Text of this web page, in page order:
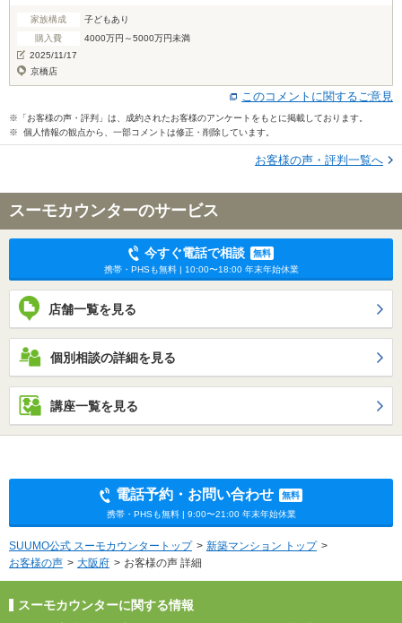
家族構成
子どもあり
購入費
4000万円～5000万円未満
2025/11/17
京橋店
このコメントに関するご意見
※「お客様の声・評判」は、成約されたお客様のアンケートをもとに掲載しております。
※ 個人情報の観点から、一部コメントは修正・削除しています。
お客様の声・評判一覧へ
スーモカウンターのサービス
今すぐ電話で相談
無料
携帯・PHSも無料 | 10:00〜18:00 年末年始休業
店舗一覧を見る
個別相談の詳細を見る
講座一覧を見る
電話予約・お問い合わせ
無料
携帯・PHSも無料 | 9:00〜21:00 年末年始休業
SUUMO公式 スーモカウンタートップ
新築マンション トップ
お客様の声
大阪府 お客様の声 詳細
スーモカウンターに関する情報